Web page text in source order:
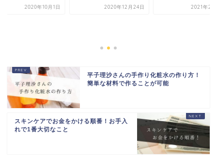
2020年10月1日 2020年12月24日 2021年2
平子理沙さんの手作り化粧水の作り方！
簡単な材料で作ることが可能
スキンケアでお金をかける順番！お手入
れで1番大切なこと